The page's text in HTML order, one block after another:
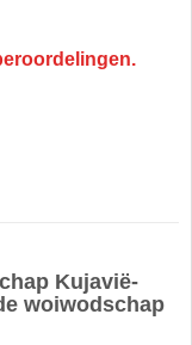
Kujavië-
woiwodschap